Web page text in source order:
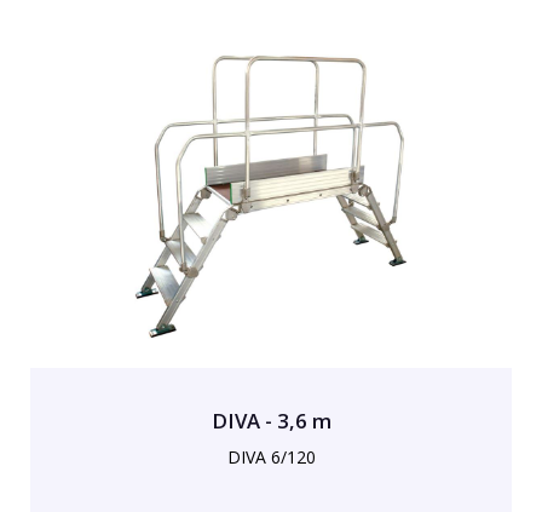
DIVA - 3,6 m
DIVA 6/120